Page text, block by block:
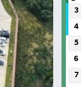
3
4
5
6
7